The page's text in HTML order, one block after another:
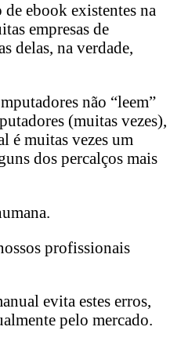
ebook existentes na
empresas de
delas, na verdade,
não “leem”
(muitas vezes),
é muitas vezes um
dos percalços mais
profissionais
evita estes erros,
pelo mercado.